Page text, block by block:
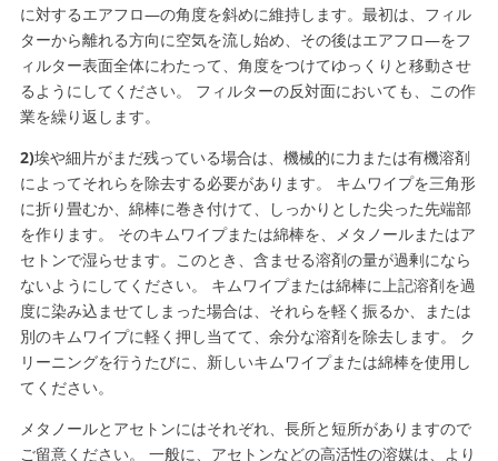
に対するエアフロ―の角度を斜めに維持します。最初は、フィル
ターから離れる方向に空気を流し始め、その後はエアフロ―をフ
ィルター表面全体にわたって、角度をつけてゆっくりと移動させ
るようにしてください。 フィルターの反対面においても、この作
業を繰り返します。
2)埃や細片がまだ残っている場合は、機械的に力または有機溶剤
によってそれらを除去する必要があります。 キムワイプを三角形
に折り畳むか、綿棒に巻き付けて、しっかりとした尖った先端部
を作ります。 そのキムワイプまたは綿棒を、メタノールまたはア
セトンで湿らせます。このとき、含ませる溶剤の量が過剰になら
ないようにしてください。 キムワイプまたは綿棒に上記溶剤を過
度に染み込ませてしまった場合は、それらを軽く振るか、または
別のキムワイプに軽く押し当てて、余分な溶剤を除去します。 ク
リーニングを行うたびに、新しいキムワイプまたは綿棒を使用し
てください。
メタノールとアセトンにはそれぞれ、長所と短所がありますので
ご留意ください。 一般に、アセトンなどの高活性の溶媒は、より